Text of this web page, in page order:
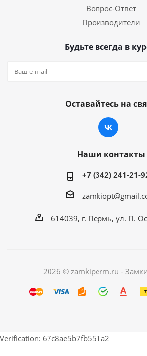
Вопрос-Ответ
Производители
Будьте всегда в
Оставайтесь на
Наши контакты
+7 (342) 241-21-
614039, г. Пермь, ул. П.
2026 © zamkiperm.ru -
Verification: 67c8ae5b7fb551a2